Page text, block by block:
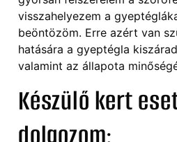
visszahelyezem a
beöntözöm. Erre azért van
hatására a gyeptégla
valamint az állapota
Készülő kert